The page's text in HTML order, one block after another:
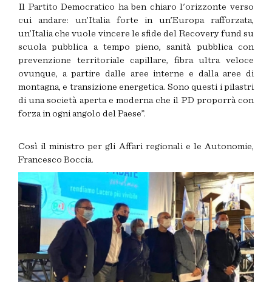
Il Partito Democratico ha ben chiaro l'orizzonte verso
cui andare: un’Italia forte in un’Europa rafforzata,
un’Italia che vuole vincere le sfide del Recovery fund su
scuola pubblica a tempo pieno, sanità pubblica con
prevenzione territoriale capillare, fibra ultra veloce
ovunque, a partire dalle aree interne e dalla aree di
montagna, e transizione energetica. Sono questi i pilastri
di una società aperta e moderna che il PD proporrà con
forza in ogni angolo del Paese”.
Così il ministro per gli Affari regionali e le Autonomie,
Francesco Boccia.